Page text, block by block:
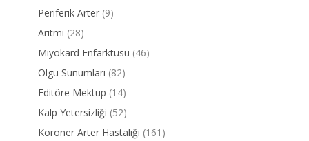
Periferik Arter (9)
Aritmi (28)
Miyokard Enfarktüsü (46)
Olgu Sunumları (82)
Editöre Mektup (14)
Kalp Yetersizliği (52)
Koroner Arter Hastalığı (161)